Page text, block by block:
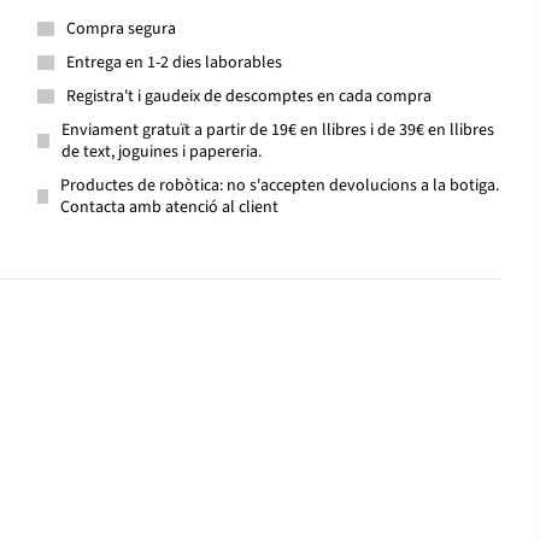
Compra segura
Entrega en 1-2 dies laborables
Registra't i gaudeix de descomptes en cada compra
Enviament gratuït a partir de 19€ en llibres i de 39€ en llibres
de text, joguines i papereria.
Productes de robòtica: no s'accepten devolucions a la botiga.
Contacta amb atenció al client